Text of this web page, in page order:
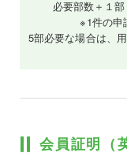
必要部数＋１
※1件の申
5部必要な場合は、
会員証明（